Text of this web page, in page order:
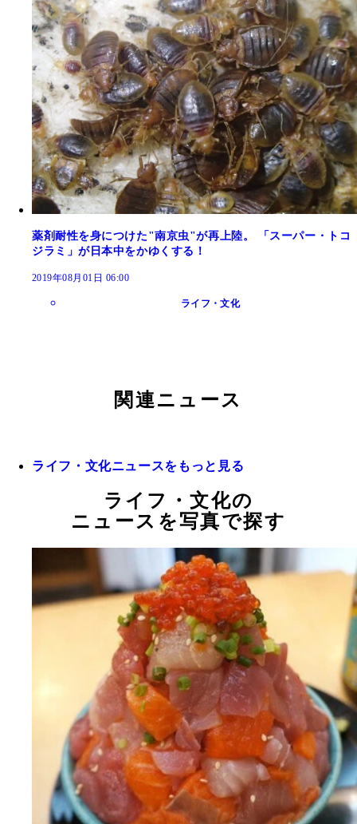
薬剤耐性を身につけた"南京虫"が再上陸。 「スーパー・トコ
ジラミ」が日本中をかゆくする！
2019年08月01日 06:00
ライフ・文化
関連ニュース
ライフ・文化ニュースをもっと見る
ライフ・文化の
ニュースを写真で探す